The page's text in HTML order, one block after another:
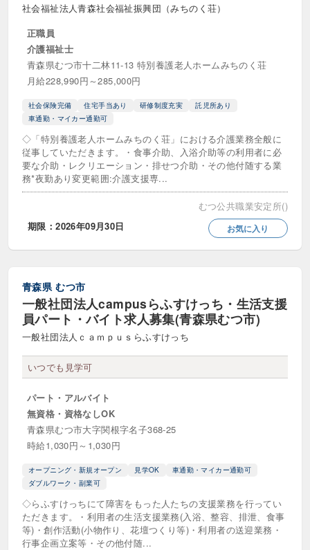
社会福祉法人青森社会福祉振興団（みちのく荘）
正職員
介護福祉士
青森県むつ市十二林11-13 特別養護老人ホームみちのく荘
月給228,990円～285,000円
社会保険完備 住宅手当あり 研修制度充実
託児所あり
車通勤・マイカー通勤可
◇「特別養護老人ホームみちのく荘」における介護業務全般に
従事していただきます。・食事介助、入浴介助等の利用者に必
要な介助・レクリエーション・排せつ介助・その他付随する業
務*夜勤あり変更範囲:介護支援専...
むつ公共職業安定所()
期限：2026年09月30日
お気に入り
青森県 むつ市
一般社団法人campusらふすけっち・生活支援
員パート・バイト求人募集(青森県むつ市)
一般社団法人ｃａｍｐｕｓらふすけっち
いつでも見学可
パート・アルバイト
無資格・資格なしOK
青森県むつ市大字関根字名子368-25
時給1,030円～1,030円
オープニング・新規オープン 見学OK
車通勤・マイカー通勤可
ダブルワーク・副業可
◇らふすけっちにて障害をもった人たちの支援業務を行ってい
ただきます。・利用者の生活支援業務(入浴、整容、排泄、食事
等)・創作活動(小物作り、花壇つくり等)・利用者の送迎業務・
行事企画立案等・その他付随...